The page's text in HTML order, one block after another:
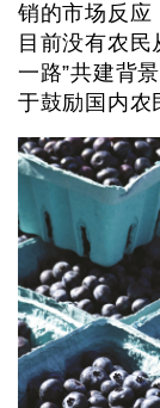
销的市场反应
目前没有农民
一路”共建背
于鼓励国内农